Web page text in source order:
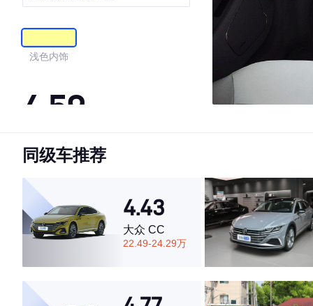
浅色内饰
4.59
·外观表现一般，低于84%同级车
·空间表现较为优秀，优于92%同级车
同级车推荐
4.43
大众 CC
22.49-24.29万